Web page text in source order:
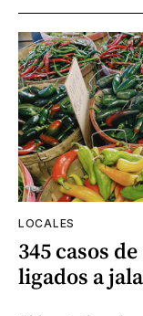
LOCALES
345 casos
ligados a